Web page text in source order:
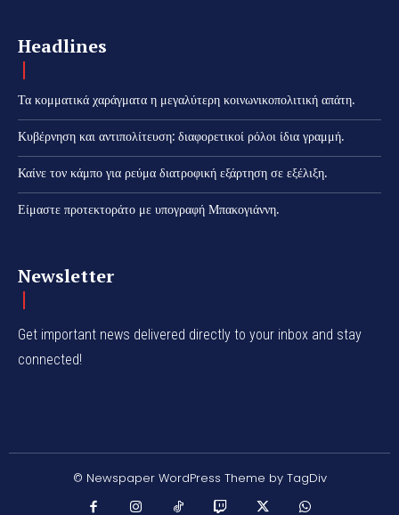
Headlines
Τα κομματικά χαράγματα η μεγαλύτερη κοινωνικοπολιτική απάτη.
Κυβέρνηση και αντιπολίτευση: διαφορετικοί ρόλοι ίδια γραμμή.
Καίνε τον κάμπο για ρεύμα διατροφική εξάρτηση σε εξέλιξη.
Είμαστε προτεκτοράτο με υπογραφή Μπακογιάννη.
Newsletter
Get important news delivered directly to your inbox and stay
connected!
© Newspaper WordPress Theme by TagDiv